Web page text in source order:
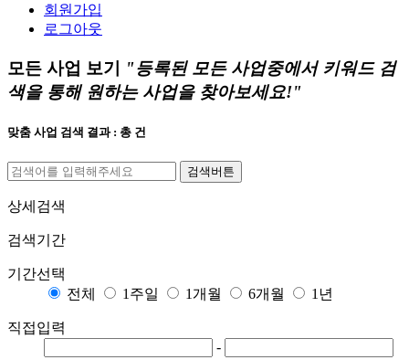
회원가입
로그아웃
모든 사업 보기 "등록된 모든 사업중에서 키워드 검
색을 통해 원하는 사업을 찾아보세요!"
맞춤 사업 검색 결과 : 총 건
검색버튼
상세검색
검색기간
기간선택
전체
1주일 1개월 6개월 1년
직접입력
-